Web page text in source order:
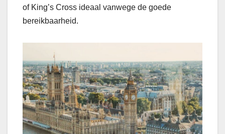
of King’s Cross ideaal vanwege de goede
bereikbaarheid.